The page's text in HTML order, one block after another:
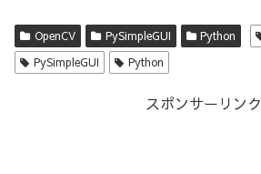
OpenCV PySimpleGUI Python
PySimpleGUI
Python
スポンサーリンク